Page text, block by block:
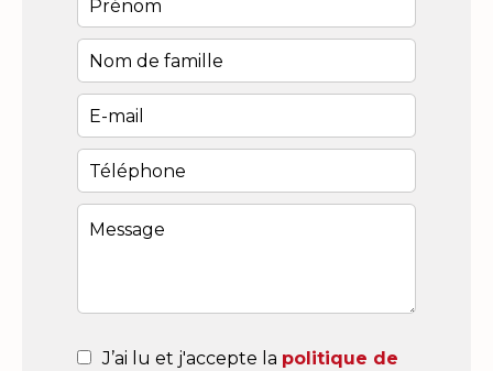
J’ai lu et j'accepte la politique de